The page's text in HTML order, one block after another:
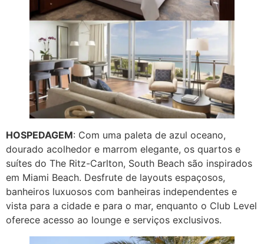
HOSPEDAGEM: Com uma paleta de azul oceano,
dourado acolhedor e marrom elegante, os quartos e
suítes do The Ritz-Carlton, South Beach são inspirados
em Miami Beach. Desfrute de layouts espaçosos,
banheiros luxuosos com banheiras independentes e
vista para a cidade e para o mar, enquanto o Club Level
oferece acesso ao lounge e serviços exclusivos.